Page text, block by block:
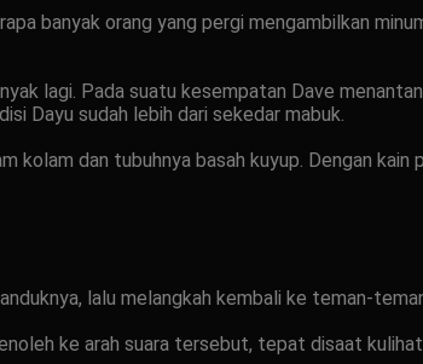
banyak orang yang pergi mengambilkan
lagi. Pada suatu kesempatan Dave
Dayu sudah lebih dari sekedar mabuk.
kolam dan tubuhnya basah kuyup. Dengan
lalu melangkah kembali ke teman-
ke arah suara tersebut, tepat disaat